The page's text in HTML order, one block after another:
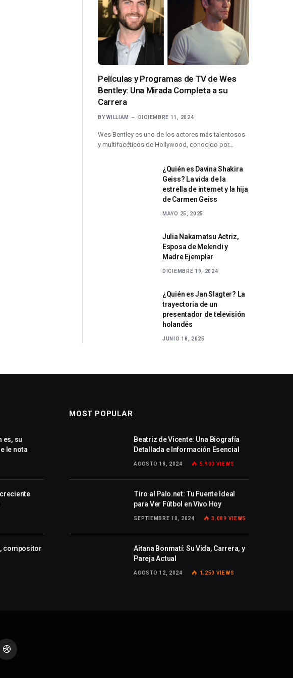
Películas y Programas de TV de Wes
Bentley: Una Mirada Completa a su
Carrera
BY WILLIAM DICIEMBRE 11, 2024
Wes Bentley es uno de los actores más talentosos
y multifacéticos de Hollywood, conocido por…
¿Quién es Davina Shakira
Geiss? La vida de la
estrella de internet y la hija
de Carmen Geiss
MAYO 25, 2025
Julia Nakamatsu Actriz,
Esposa de Melendi y
Madre Ejemplar
DICIEMBRE 19, 2024
¿Quién es Jan Slagter? La
trayectoria de un
presentador de televisión
holandés
JUNIO 18, 2025
es, su
le nota
compositor
MOST POPULAR
Beatriz de Vicente: Una Biografía
Detallada e Información Esencial
AGOSTO 18, 2024 5.900 VIEWS
Tiro al Palo.net: Tu Fuente Ideal
para Ver Fútbol en Vivo Hoy
SEPTIEMBRE 10, 2024 3.089 VIEWS
Aitana Bonmatí: Su Vida, Carrera, y
Pareja Actual
AGOSTO 12, 2024 1.250 VIEWS
Dribbble